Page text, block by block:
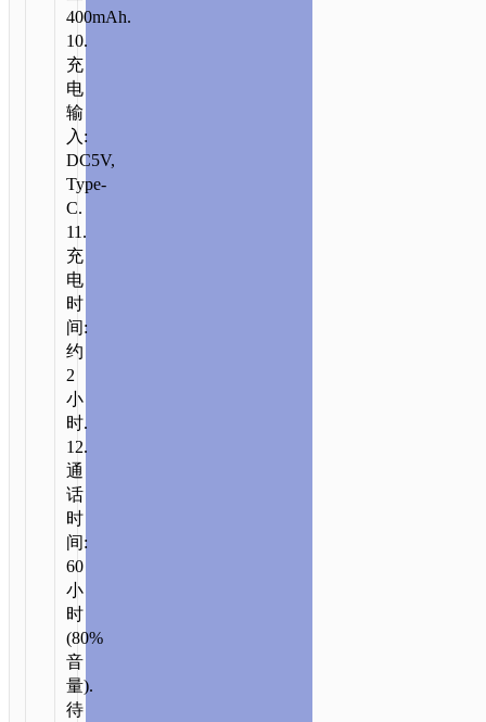
400mAh.
10.
充
电
输
入:
DC5V,
Type-
C.
11.
充
电
时
间:
约
2
小
时.
12.
通
话
时
间:
60
小
时
(80%
音
量).
待